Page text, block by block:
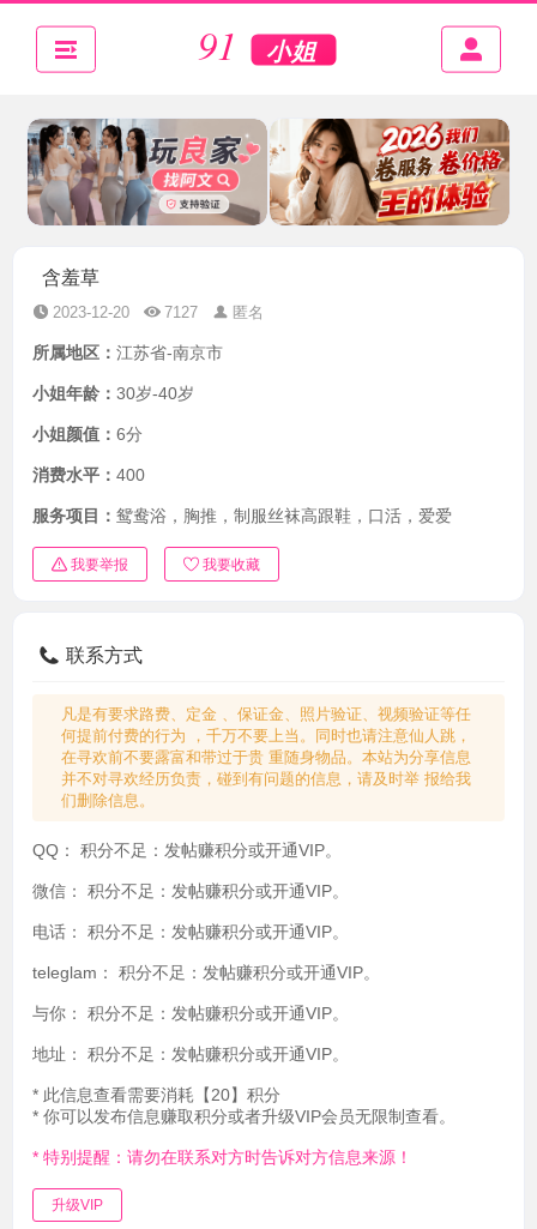
含羞草
2023-12-20 7127 匿名
所属地区： 江苏省-南京市
小姐年龄： 30岁-40岁
小姐颜值： 6分
消费水平： 400
服务项目： 鸳鸯浴，胸推，制服丝袜高跟鞋，口活，爱爱
我要举报 我要收藏
联系方式
凡是有要求路费、定金 、保证金、照片验证、视频验证等任
何提前付费的行为 ，千万不要上当。同时也请注意仙人跳，
在寻欢前不要露富和带过于贵 重随身物品。本站为分享信息
并不对寻欢经历负责，碰到有问题的信息，请及时举 报给我
们删除信息。
QQ： 积分不足：发帖赚积分或开通VIP。
微信： 积分不足：发帖赚积分或开通VIP。
电话： 积分不足：发帖赚积分或开通VIP。
teleglam： 积分不足：发帖赚积分或开通VIP。
与你： 积分不足：发帖赚积分或开通VIP。
地址： 积分不足：发帖赚积分或开通VIP。
* 此信息查看需要消耗【20】积分
* 你可以发布信息赚取积分或者升级VIP会员无限制查看。
* 特别提醒：请勿在联系对方时告诉对方信息来源！
升级VIP